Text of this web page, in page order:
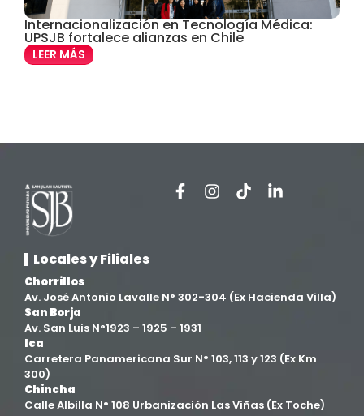
Derecho (24)
Enfermería
Facultad de Ciencias de la Salud
Facultad de Derecho y Ciencias Empresariales
Facultad de Ingenierías
Filial Chincha
Filial Ica
Ingeniería agroindustrial (12)
Internacionalización en Tecnología Médica:
UPSJB fortalece alianzas en Chile
LEER MÁS
Locales y Filiales
Chorrillos
Av. José Antonio Lavalle N° 302-304 (Ex Hacienda Villa)
San Borja
Av. San Luis N°1923 – 1925 – 1931
Ica
Carretera Panamericana Sur N° 103, 113 y 123 (Ex Km
300)
Chincha
Calle Albilla N° 108 Urbanización Las Viñas (Ex Toche)